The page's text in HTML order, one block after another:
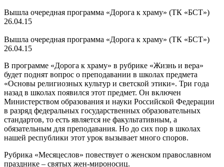
Вышла очередная программа «Дорога к храму» (ТК «БСТ»)
26.04.15
Вышла очередная программа «Дорога к храму» (ТК «БСТ»)
26.04.15
В программе «Дорога к храму» в рубрике «Жизнь и вера»
будет поднят вопрос о преподавании в школах предмета
«Основы религиозных культур и светской этики». Три года
назад в школах появился этот предмет. Он включен
Министерством образования и науки Российской Федерации
в разряд федеральных государственных образовательных
стандартов, то есть является не факультативным, а
обязательным для преподавания. Но до сих пор в школах
нашей республики этот урок вызывает много споров.
Рубрика «Месяцеслов» повествует о женском православном
празднике – святых жен-мироносиц.